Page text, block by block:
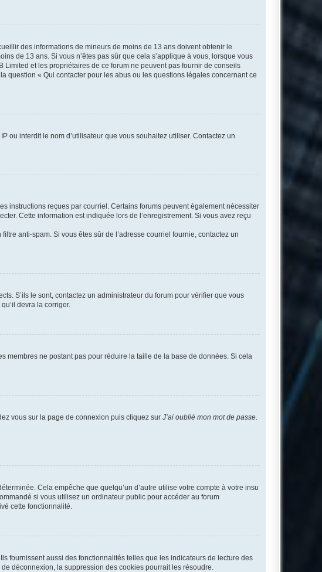
des informations de mineurs de moins de 13 ans doivent obtenir le
de 13 ans. Si vous n’êtes pas sûr que cela s’applique à vous, lorsque vous
et les propriétaires de ce forum ne peuvent pas fournir de conseils
question « Qui contacter pour les abus ou les questions légales concernant ce
ou interdit le nom d’utilisateur que vous souhaitez utiliser. Contactez un
instructions reçues par courriel. Certains forums peuvent également nécessiter
Cette information est indiquée lors de l’enregistrement. Si vous avez reçu
anti-spam. Si vous êtes sûr de l’adresse courriel fournie, contactez un
S’ils le sont, contactez un administrateur du forum pour vérifier que vous
devra la corriger.
membres ne postant pas pour réduire la taille de la base de données. Si cela
vous sur la page de connexion puis cliquez sur J’ai oublié mon mot de passe
Cela empêche que quelqu’un d’autre utilise votre compte à votre insu
si vous utilisez un ordinateur public pour accéder au forum
cette fonctionnalité.
fournissent aussi des fonctionnalités telles que les indicateurs de lecture des
déconnexion, la suppression des cookies pourrait les résoudre.